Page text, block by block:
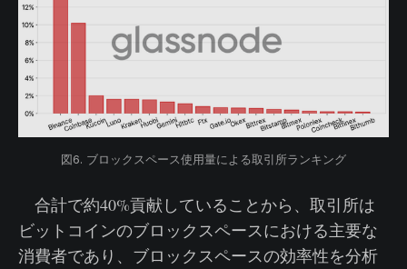
図6. ブロックスペース使用量による取引所ランキング
合計で約40%貢献していることから、取引所は
ビットコインのブロックスペースにおける主要な
消費者であり、ブロックスペースの効率性を分析